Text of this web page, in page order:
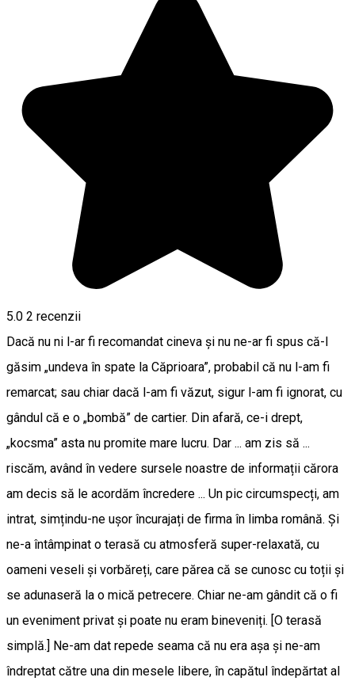
5.0 2 recenzii
Dacă nu ni l-ar fi recomandat cineva și nu ne-ar fi spus că-l
găsim „undeva în spate la Căprioara”, probabil că nu l-am fi
remarcat; sau chiar dacă l-am fi văzut, sigur l-am fi ignorat, cu
gândul că e o „bombă” de cartier. Din afară, ce-i drept,
„kocsma” asta nu promite mare lucru. Dar ... am zis să ...
riscăm, având în vedere sursele noastre de informații cărora
am decis să le acordăm încredere ... Un pic circumspecți, am
intrat, simțindu-ne ușor încurajați de firma în limba română. Și
ne-a întâmpinat o terasă cu atmosferă super-relaxată, cu
oameni veseli și vorbăreți, care părea că se cunosc cu toții și
se adunaseră la o mică petrecere. Chiar ne-am gândit că o fi
un eveniment privat și poate nu eram bineveniți. [O terasă
simplă.] Ne-am dat repede seama că nu era așa și ne-am
îndreptat către una din mesele libere, în capătul îndepărtat al